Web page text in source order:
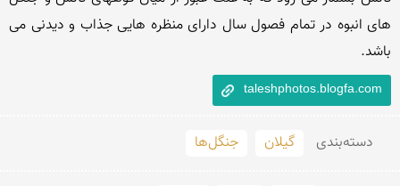
باشد.
taleshphotos.blogfa.com
دسته‌بندی گیلان جنگل‌ها